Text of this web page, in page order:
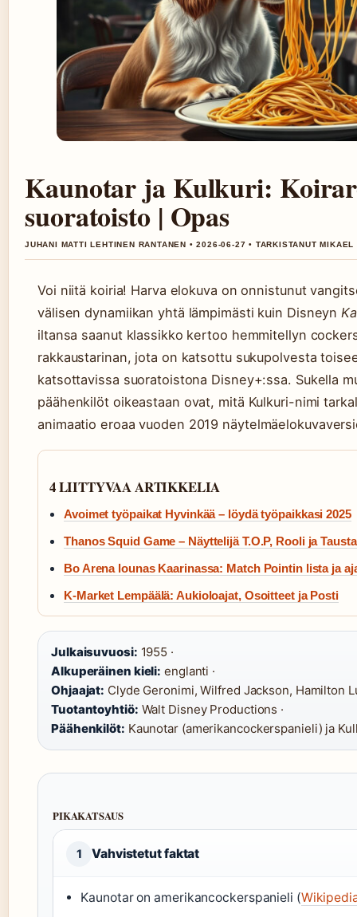
Kaunotar ja Kulkuri:
suoratoisto | Opas
JUHANI MATTI LEHTINEN RANTANEN • 2026-06-27 • TARKISTANUT MIKAEL
Voi niitä koiria! Harva elokuva on onnistunut
välisen dynamiikan yhtä lämpimästi kuin Disneyn
iltansa saanut klassikko kertoo hemmitellyn
rakkaustarinan, jota on katsottu sukupolvesta
katsottavissa suoratoistona Disney+:ssa. Sukella
päähenkilöt oikeastaan ovat, mitä Kulkuri-nimi
animaatio eroaa vuoden 2019
4 LIITTYVAA ARTIKKELIA
Avoimet työpaikat Hyvinkää – löydä työpaikkasi 2025
Thanos Squid Game – Näyttelijä T.O.P, Rooli ja Tausta
Bo Arena lounas Kaarinassa: Match Pointin lista ja
K-Market Lempäälä: Aukioloajat, Osoitteet ja Posti
Julkaisuvuosi: 1955 ·
Alkuperäinen kieli: englanti ·
Ohjaajat: Clyde Geronimi, Wilfred Jackson, Hamilton
Tuotantoyhtiö: Walt Disney Productions ·
Päähenkilöt: Kaunotar (amerikancockerspanieli) ja
PIKAKATSAUS
1 Vahvistetut faktat
Kaunotar on amerikancockerspanieli (